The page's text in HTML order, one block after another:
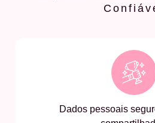
Dados pessoais